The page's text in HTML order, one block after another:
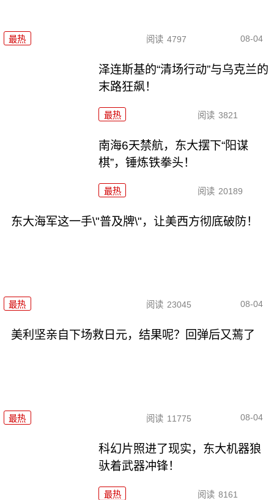
最热 阅读 4797 08-04
泽连斯基的“清场行动”与乌克兰的
末路狂飙！
最热 阅读 3821
南海6天禁航，东大摆下“阳谋
棋”，锤炼铁拳头！
最热 阅读 20189
东大海军这一手\"普及牌\"，让美西方彻底破防！
最热 阅读 23045 08-04
美利坚亲自下场救日元，结果呢？回弹后又蔫了
最热 阅读 11775 08-04
科幻片照进了现实，东大机器狼
驮着武器冲锋！
最热 阅读 8161